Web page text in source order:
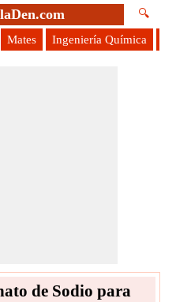
🔍
Mates Ingeniería Química
de Sodio para